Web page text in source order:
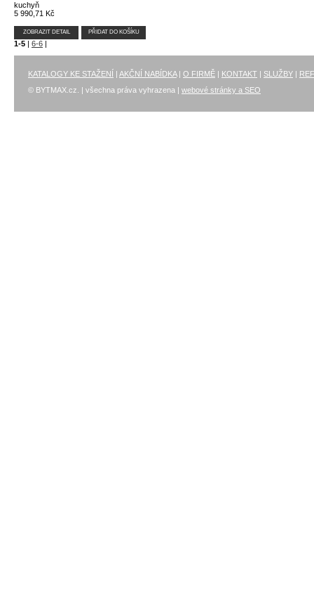
kuchyň
5 990,71 Kč
ZOBRAZIT DETAIL PŘIDAT DO KOŠÍKU
1-5 | 6-6 |
KATALOGY KE STAŽENÍ | AKČNÍ NABÍDKA| O FIRMĚ | KONTAKT | SLUŽBY |
© BYTMAX.cz. | všechna práva vyhrazena | webové stránky a SEO